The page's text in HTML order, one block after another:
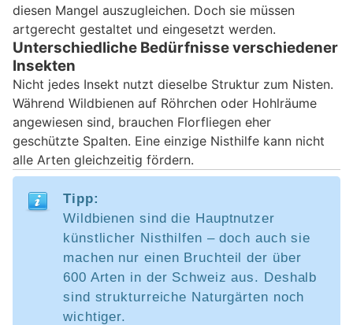
diesen Mangel auszugleichen. Doch sie müssen
artgerecht gestaltet und eingesetzt werden.
Unterschiedliche Bedürfnisse verschiedener
Insekten
Nicht jedes Insekt nutzt dieselbe Struktur zum Nisten.
Während Wildbienen auf Röhrchen oder Hohlräume
angewiesen sind, brauchen Florfliegen eher
geschützte Spalten. Eine einzige Nisthilfe kann nicht
alle Arten gleichzeitig fördern.
Tipp:
Wildbienen sind die Hauptnutzer
künstlicher Nisthilfen – doch auch sie
machen nur einen Bruchteil der über
600 Arten in der Schweiz aus. Deshalb
sind strukturreiche Naturgärten noch
wichtiger.